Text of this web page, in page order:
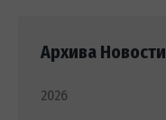
Архива Новости
2026